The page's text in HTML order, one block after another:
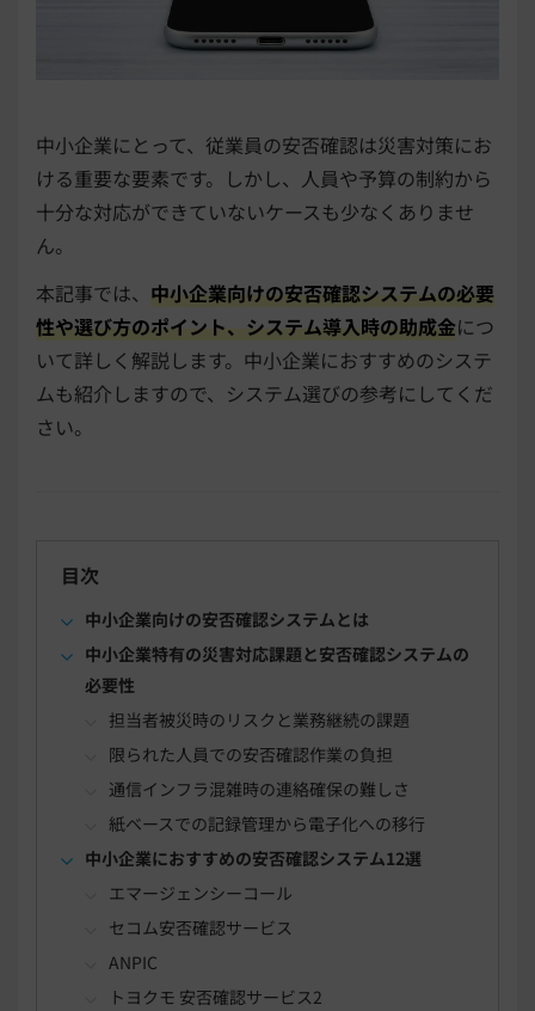
中小企業にとって、従業員の安否確認は災害対策にお
ける重要な要素です。しかし、人員や予算の制約から
十分な対応ができていないケースも少なくありませ
ん。
本記事では、 中小企業向けの安否確認システムの必要
性や選び方のポイント、システム導入時の助成金につ
いて詳しく解説します。中小企業におすすめのシステ
ムも紹介しますので、システム選びの参考にしてくだ
さい。
目次
中小企業向けの安否確認システムとは
中小企業特有の災害対応課題と安否確認システムの
必要性
担当者被災時のリスクと業務継続の課題
限られた人員での安否確認作業の負担
通信インフラ混雑時の連絡確保の難しさ
紙ベースでの記録管理から電子化への移行
中小企業におすすめの安否確認システム12選
エマージェンシーコール
セコム安否確認サービス
ANPIC
トヨクモ 安否確認サービス2